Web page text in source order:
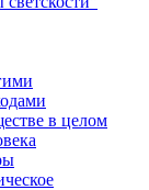
в целом